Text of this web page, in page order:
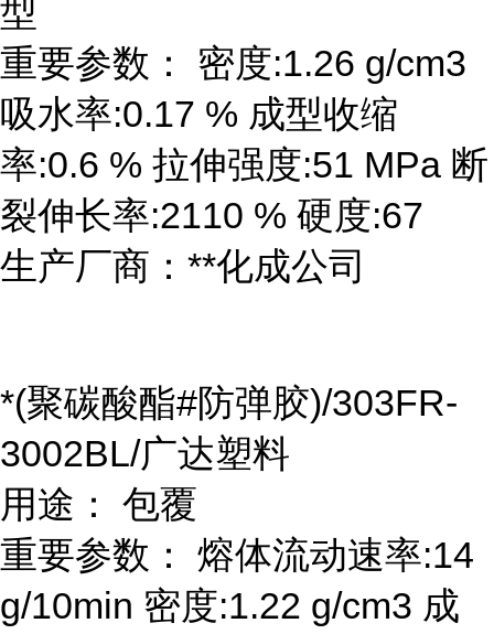
型
重要参数： 密度:1.26 g/cm3
吸水率:0.17 % 成型收缩
率:0.6 % 拉伸强度:51 MPa 断
裂伸长率:2110 % 硬度:67
生产厂商：**化成公司
*(聚碳酸酯#防弹胶)/303FR-
3002BL/广达塑料
用途： 包覆
重要参数： 熔体流动速率:14
g/10min 密度:1.22 g/cm3 成